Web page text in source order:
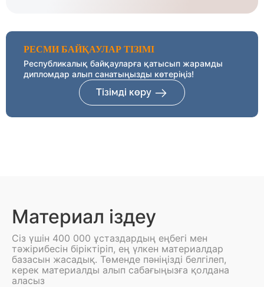
РЕСМИ БАЙҚАУЛАР ТІЗІМІ
Республикалық байқауларға қатысып жарамды
дипломдар алып санатыңызды көтеріңіз!
Тізімді көру
Материал іздеу
Сіз үшін 400 000 ұстаздардың еңбегі мен
тәжірибесін біріктіріп, ең үлкен материалдар
базасын жасадық. Төменде пәніңізді белгілеп,
керек материалды алып сабағыңызға қолдана
аласыз